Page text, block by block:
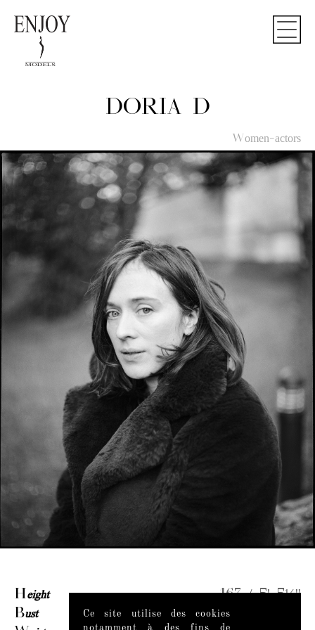
DORIA D
Women-actors
Height
167 / 5' 5½''
Bust
Ce site utilise des cookies
notamment à des fins de